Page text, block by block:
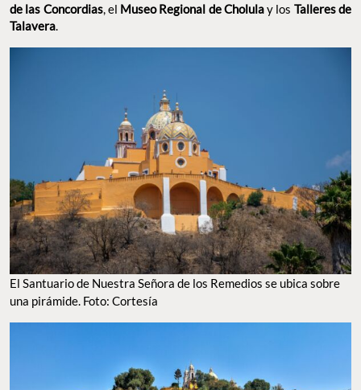
de las Concordias, el Museo Regional de Cholulay los Talleres de
Talavera.
El Santuario de Nuestra Señora de los Remedios se ubica sobre
una pirámide. Foto: Cortesía